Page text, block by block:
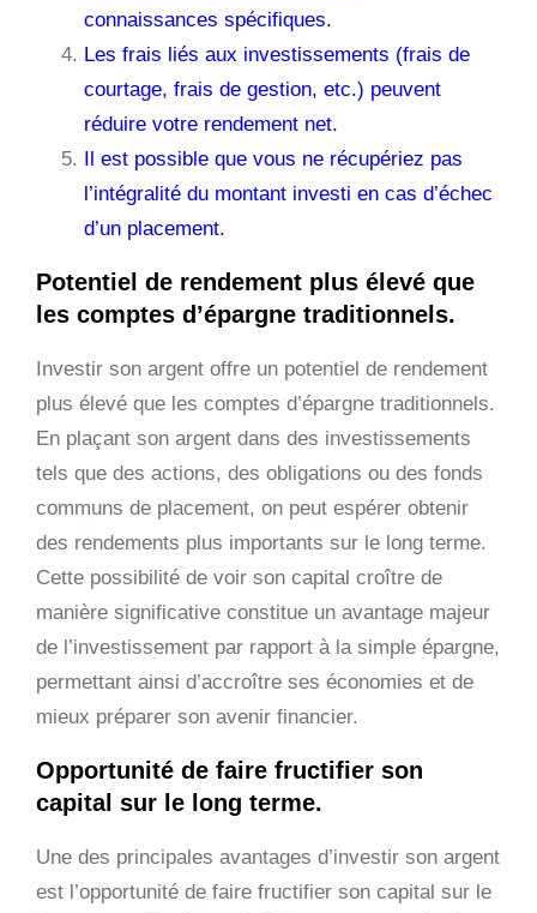
connaissances spécifiques.
Les frais liés aux investissements (frais de
courtage, frais de gestion, etc.) peuvent
réduire votre rendement net.
Il est possible que vous ne récupériez pas
l’intégralité du montant investi en cas d’échec
d’un placement.
Potentiel de rendement plus élevé que
les comptes d’épargne traditionnels.
Investir son argent offre un potentiel de rendement
plus élevé que les comptes d’épargne traditionnels.
En plaçant son argent dans des investissements
tels que des actions, des obligations ou des fonds
communs de placement, on peut espérer obtenir
des rendements plus importants sur le long terme.
Cette possibilité de voir son capital croître de
manière significative constitue un avantage majeur
de l’investissement par rapport à la simple épargne,
permettant ainsi d’accroître ses économies et de
mieux préparer son avenir financier.
Opportunité de faire fructifier son
capital sur le long terme.
Une des principales avantages d’investir son argent
est l’opportunité de faire fructifier son capital sur le